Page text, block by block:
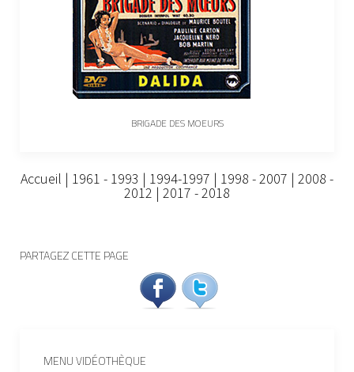
BRIGADE DES MOEURS
Accueil | 1961 - 1993 | 1994-1997 | 1998 - 2007 | 2008 -
2012 | 2017 - 2018
PARTAGEZ CETTE PAGE
MENU VIDÉOTHÈQUE